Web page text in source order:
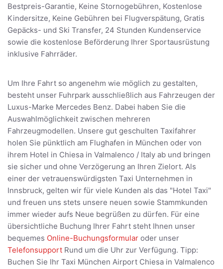
Bestpreis-Garantie, Keine Stornogebühren, Kostenlose
Kindersitze, Keine Gebühren bei Flugverspätung, Gratis
Gepäcks- und Ski Transfer, 24 Stunden Kundenservice
sowie die kostenlose Beförderung Ihrer Sportausrüstung
inklusive Fahrräder.
Um Ihre Fahrt so angenehm wie möglich zu gestalten,
besteht unser Fuhrpark ausschließlich aus Fahrzeugen der
Luxus-Marke Mercedes Benz. Dabei haben Sie die
Auswahlmöglichkeit zwischen mehreren
Fahrzeugmodellen. Unsere gut geschulten Taxifahrer
holen Sie pünktlich am Flughafen in München oder von
ihrem Hotel in Chiesa in Valmalenco / Italy ab und bringen
sie sicher und ohne Verzögerung an Ihren Zielort. Als
einer der vetrauenswürdigsten Taxi Unternehmen in
Innsbruck, gelten wir für viele Kunden als das "Hotel Taxi"
und freuen uns stets unsere neuen sowie Stammkunden
immer wieder aufs Neue begrüßen zu dürfen. Für eine
übersichtliche Buchung Ihrer Fahrt steht Ihnen unser
bequemes Online-Buchungsformular oder unser
Telefonsupport Rund um die Uhr zur Verfügung. Tipp:
Buchen Sie Ihr Taxi München Airport Chiesa in Valmalenco